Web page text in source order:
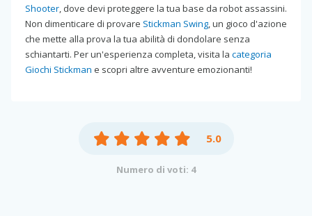
Shooter, dove devi proteggere la tua base da robot assassini.
Non dimenticare di provare Stickman Swing, un gioco d'azione
che mette alla prova la tua abilità di dondolare senza
schiantarti. Per un'esperienza completa, visita la categoria
Giochi Stickman e scopri altre avventure emozionanti!
5.0
Numero di voti: 4